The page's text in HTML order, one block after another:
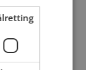
Kvinne